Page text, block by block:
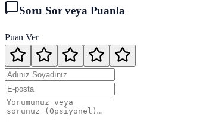
Soru Sor veya Puanla
Puan Ver